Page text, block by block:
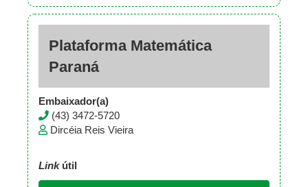
Plataforma Matemática
Paraná
Embaixador(a)
(43) 3472-5720
Dircéia Reis Vieira
Linkútil